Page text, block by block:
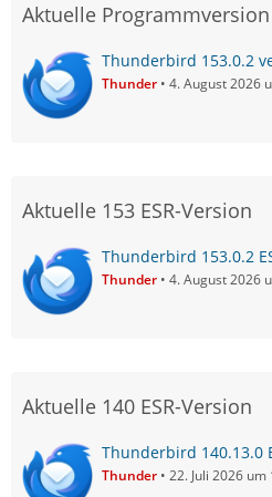
Aktuelle Programmversion
Thunderbird 153.0.2
Thunder 4. August 2026
Aktuelle 153 ESR-Version
Thunderbird 153.0.2
Thunder 4. August 2026
Aktuelle 140 ESR-Version
Thunderbird 140.13.0
Thunder 22. Juli 2026 um